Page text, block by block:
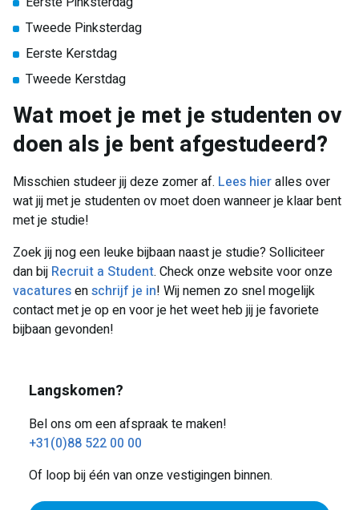
Tweede Pinksterdag
Eerste Kerstdag
Tweede Kerstdag
Wat moet je met je studenten ov
doen als je bent afgestudeerd?
Misschien studeer jij deze zomer af. Lees hieralles over
wat jij met je studenten ov moet doen wanneer je klaar bent
met je studie!
Zoek jij nog een leuke bijbaan naast je studie? Solliciteer
dan bij Recruit a Student. Check onze website voor onze
vacaturesenschrijf je in! Wij nemen zo snel mogelijk
contact met je op en voor je het weet heb jij je favoriete
bijbaan gevonden!
Langskomen?
Bel ons om een afspraak te maken!
+31(0)88 522 00 00
Of loop bij één van onze vestigingen binnen.